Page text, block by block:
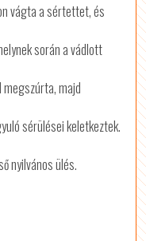
vágta a sértettet, és
során a vádlott
majd
sérülései keletkeztek.
nyilvános ülés.